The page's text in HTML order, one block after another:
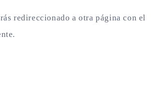
redireccionado a otra página con el